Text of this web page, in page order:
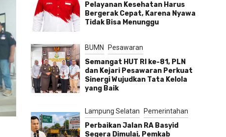
Pelayanan Kesehatan Harus
Bergerak Cepat, Karena Nyawa
Tidak Bisa Menunggu
BUMN Pesawaran
Semangat HUT RI ke-81, PLN
dan Kejari Pesawaran Perkuat
Sinergi Wujudkan Tata Kelola
yang Baik
Lampung Selatan Pemerintahan
Perbaikan Jalan RA Basyid
Segera Dimulai, Pemkab